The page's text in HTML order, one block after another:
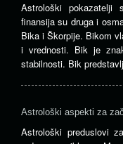
Astrološki pokazatelji
finansija su druga i
Bika i Škorpije. Bikom
i vrednosti. Bik je
stabilnosti. Bik
Astrološki aspekti za
Astrološki preduslovi